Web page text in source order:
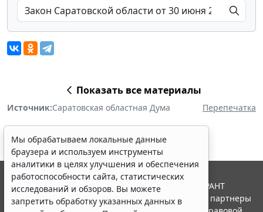
Показать все материалы
Источник:Саратовская областная Дума Перепечатка
Мы обрабатываем локальные данные
браузера и используем инструменты
аналитики в целях улучшения и обеспечения
работоспособности сайта, статистических
исследований и обзоров. Вы можете
запретить обработку указанных данных в
© ООО "НПП "ГАРАНТ-СЕРВИС", 2026. Система ГАРАНТ
выпускается с 1990 года. Компания "Гарант" и ее партнеры